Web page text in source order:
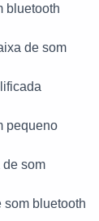
bluetooth
de som
pequeno
de som
som bluetooth